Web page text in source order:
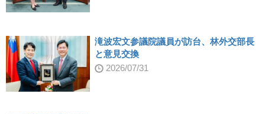
滝波宏文参議院議員が訪台、林外交部長
と意見交換
2026/07/31